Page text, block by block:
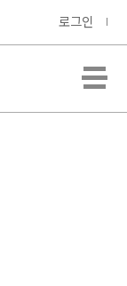
로그인